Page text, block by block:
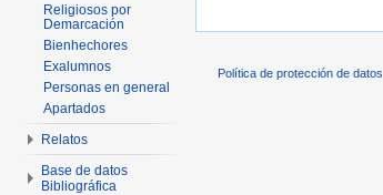
Religiosos por
Demarcación
Bienhechores
Exalumnos
Personas en general
Apartados
Relatos
Base de datos
Bibliográfica
Política de protección de datos